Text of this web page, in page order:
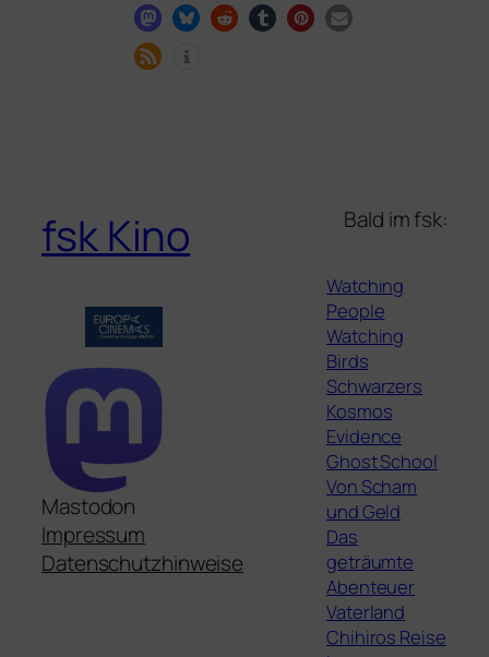
fsk Kino
Mastodon
Impressum
Datenschutzhinweise
Bald im fsk:
Watching
People
Watching
Birds
Schwarzers
Kosmos
Evidence
Ghost School
Von Scham
und Geld
Das
geträumte
Abenteuer
Vaterland
Chihiros Reise